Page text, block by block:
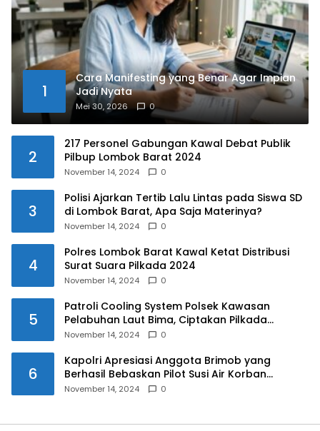
1
Cara Manifesting yang Benar Agar Impian
Jadi Nyata
Mei 30, 2026 0
2
217 Personel Gabungan Kawal Debat Publik
Pilbup Lombok Barat 2024
November 14, 2024 0
3
Polisi Ajarkan Tertib Lalu Lintas pada Siswa SD
di Lombok Barat, Apa Saja Materinya?
November 14, 2024 0
4
Polres Lombok Barat Kawal Ketat Distribusi
Surat Suara Pilkada 2024
November 14, 2024 0
5
Patroli Cooling System Polsek Kawasan
Pelabuhan Laut Bima, Ciptakan Pilkada
Serentak 2024 yang Aman dan Damai
November 14, 2024 0
6
Kapolri Apresiasi Anggota Brimob yang
Berhasil Bebaskan Pilot Susi Air Korban
Penyanderaan KKB
November 14, 2024 0